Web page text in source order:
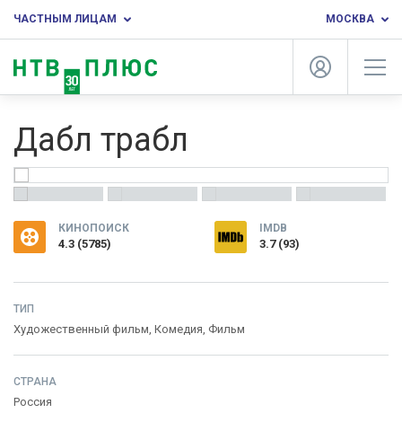
ЧАСТНЫМ ЛИЦАМ МОСКВА
Дабл трабл
КИНОПОИСК
4.3 (5785)
IMDB
3.7 (93)
ТИП
Художественный фильм, Комедия, Фильм
СТРАНА
Россия